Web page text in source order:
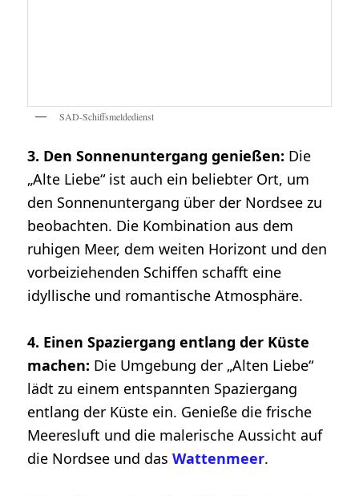
SAD-Schiffsmeldedienst
3. Den Sonnenuntergang genießen: Die
„Alte Liebe“ ist auch ein beliebter Ort, um
den Sonnenuntergang über der Nordsee zu
beobachten. Die Kombination aus dem
ruhigen Meer, dem weiten Horizont und den
vorbeiziehenden Schiffen schafft eine
idyllische und romantische Atmosphäre.
4. Einen Spaziergang entlang der Küste
machen: Die Umgebung der „Alten Liebe“
lädt zu einem entspannten Spaziergang
entlang der Küste ein. Genieße die frische
Meeresluft und die malerische Aussicht auf
die Nordsee und dasWattenmeer.